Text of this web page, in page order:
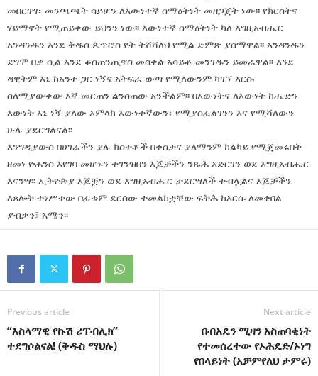
መበርገግ፣ መንጫጫት ሳይሆን ለእውነተኛ ሰማዕትነት መዘጋጀት ነው፡፡ የክርስትና
ሃይማኖት የሚጠይቀው ይህንን ነው፡፡ እውነተኛ ሰማዕትነት ካለ እግዚአብሔር
አንዳንዱን እንደ ቅዱስ ጴጥሮስ የት ትሸሻለህ የሚል ድምጽ ያሰማዋል፡፡ አንዳንዱን
ደግሞ በቃ ሲል እንደ ቆስጠንጢኖስ መስቀል አሳይቶ መንገዱን ይመራዋል፡፡ እንደ
ዳዊትም እኔ ከአንተ ጋር ነኝና አትፍራ ውጣ የሚለውንም ካገኘ እርሱ
ስለሚያውቀው እኛ መርጠን ልንሰጠው አንችልም፡፡ በእውነትና ለእውነት ከሔድን
እውነት እኔ ነኝ ያለው አምላክ እውነተኛውን፣ የሚያስፈልገንን እና የሚሻለውን
ሁሉ ያደርግልናል፡፡
እንግዲያውስ በሀገራችን ያሉ ክስተቶች በቀስታና ያለማንም ከልካይ የሚጀመሩበት
ዘመነ ዮሐንስ እየገባ መሆኑን ተገንዝበን እጆቻችን ንጹሕ አድርገን ወደ እግዚአብሔር
እናንሣ፡፡ ኢትዮጵያ እጆቿን ወደ እግዚአብሔር ታደርሣለች ተብሏልና እጆቻችን
ለጸሎት ተነሥተው በፊቱም ደርሰው ተመልክቷቸው ፍትሕ ከእርሱ ለመቀበል
ያብቃን፤ አሜን፡፡
Previous article
“እስላማዊ የኩሽ ሪፐብሊክ”
ተደግሶልናል! (ቅዱስ ማህሉ)
Next article
በብአዴን ሚዛን አስጠባቂነት
የተመሰረተው የኦሕዴድ/ኦነግ
የበላይነት (አቻምየለህ ታምሩ)